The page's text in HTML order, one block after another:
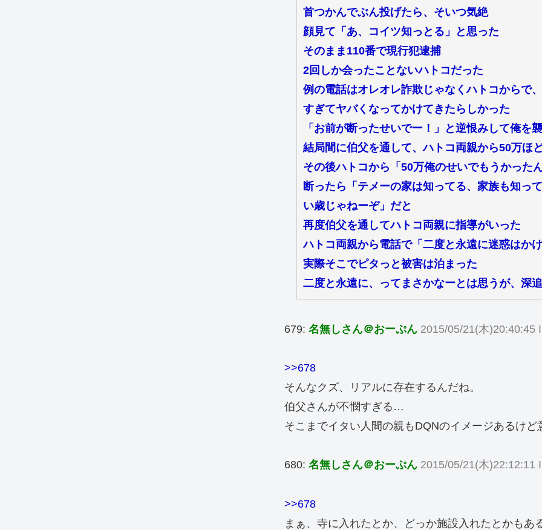
首つかんでぶん投げたら、そいつ気絶
顔見て「あ、コイツ知っとる」と思った
そのまま110番で現行犯逮捕
2回しか会ったことないハトコだった
例の電話はオレオレ詐欺じゃなくハトコからで
すぎてヤバくなってかけてきたらしかった
「お前が断ったせいでー！」と逆恨みして俺を
結局間に伯父を通して、ハトコ両親から50万ほ
その後ハトコから「50万俺のせいでもうかった
断ったら「テメーの家は知ってる、家族も知っ
い歳じゃねーぞ」だと
再度伯父を通してハトコ両親に指導がいった
ハトコ両親から電話で「二度と永遠に迷惑はか
実際そこでピタっと被害は泊まった
二度と永遠に、ってまさかなーとは思うが、深
679: 名無しさん＠おーぷん 2015/05/21(木)20:40:45
>>678
そんなクズ、リアルに存在するんだね。
伯父さんが不憫すぎる…
そこまでイタい人間の親もDQNのイメージあるけど
680: 名無しさん＠おーぷん 2015/05/21(木)22:12:11
>>678
まぁ、寺に入れたとか、どっか施設入れたとかもあ